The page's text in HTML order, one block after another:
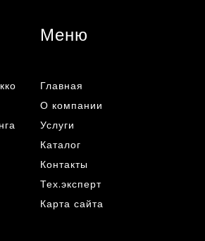
Меню
Главная
О компании
Услуги
Каталог
Контакты
Тех.эксперт
Карта сайта